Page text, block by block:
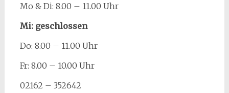
Mo & Di: 8.00 – 11.00 Uhr
Mi: geschlossen
Do: 8.00 – 11.00 Uhr
Fr: 8.00 – 10.00 Uhr
02162 – 352642